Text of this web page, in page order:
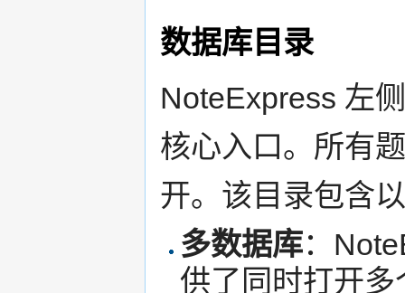
数据库目录
NoteExpress 左
核心入口。所有
开。该目录包含
多数据库：
供了同时打开